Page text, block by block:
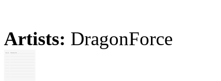
Artists: DragonForce